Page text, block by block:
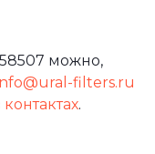
можно,
filters.ru
.